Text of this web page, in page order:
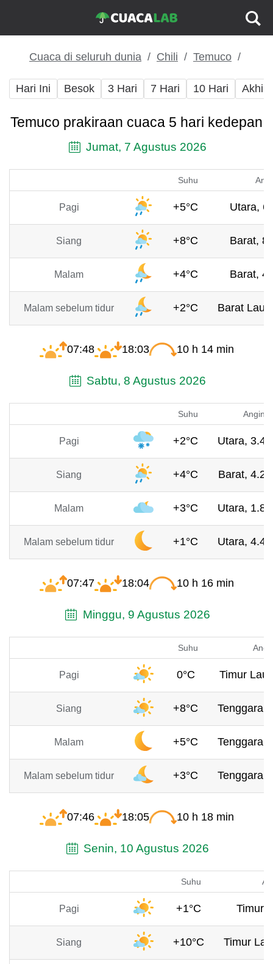
Cuaca di seluruh dunia Chili Temuco
Hari Ini Besok 3 Hari 7 Hari 10 Hari Akhir
Temuco prakiraan cuaca 5 hari kedepan
Jumat, 7 Agustus 2026
Suhu
Pagi +5°C Utara,
Siang +8°C Barat,
Malam +4°C Barat,
Malam sebelum tidur +2°C Barat
07:48 18:03 10 h 14 min
Sabtu, 8 Agustus 2026
Suhu Angin
Pagi +2°C Utara, 3.4
Siang +4°C Barat, 4.2
Malam +3°C Utara, 1.8
Malam sebelum tidur +1°C Utara, 4.4
07:47 18:04 10 h 16 min
Minggu, 9 Agustus 2026
Suhu
Pagi 0°C Timur
Siang +8°C Tenggara,
Malam +5°C Tenggara,
Malam sebelum tidur +3°C Tenggara,
07:46 18:05 10 h 18 min
Senin, 10 Agustus 2026
Suhu
Pagi +1°C Timur,
Siang +10°C Timur